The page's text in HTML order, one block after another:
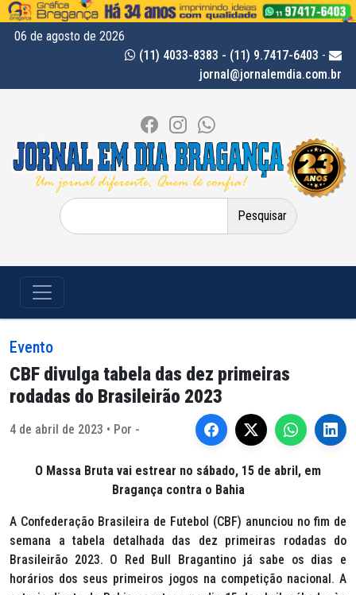
06 de agosto de 2026
(11) 4033-8383 - (11) 9.7417-6403 -
jornal@jornalemdia.com.br
Pesquisar
por:
Evento
CBF divulga tabela das dez primeiras
rodadas do Brasileirão 2023
4 de abril de 2023 • Por -
O Massa Bruta vai estrear no sábado, 15 de abril, em
Bragança contra o Bahia
A Confederação Brasileira de Futebol (CBF) anunciou no fim de
semana a tabela detalhada das dez primeiras rodadas do
Brasileirão 2023. O Red Bull Bragantino já sabe os dias e
horários dos seus primeiros jogos na competição nacional. A